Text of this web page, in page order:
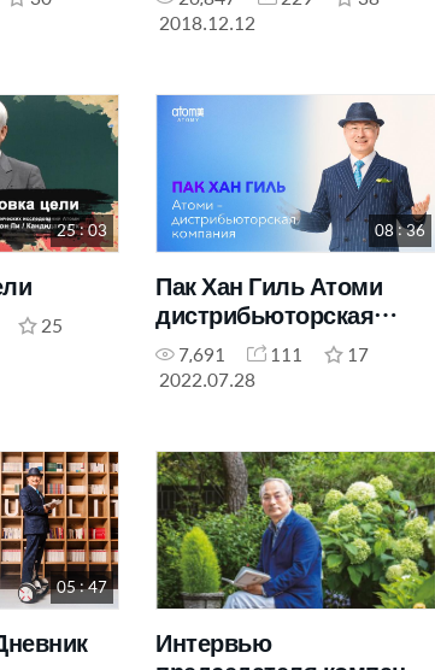
2018.12.12
25 : 03
25
08 : 36
Пак Хан Гиль Атоми
дистрибьюторская
компания
7,691 111
17
2022.07.28
05 : 47
Интервью